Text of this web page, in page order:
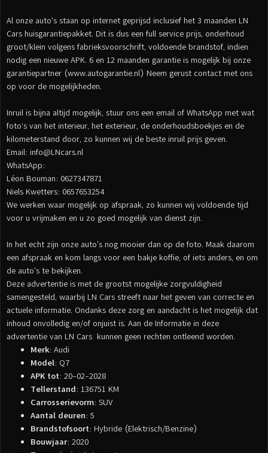
Al onze auto's staan op internet geprijsd inclusief het 3 maanden LN
Cars huisgarantiepakket. Dit is dus een full service prijs, onderhoud
groot/klein volgens fabrieksvoorschrift, voldoende brandstof, indien
nodig een nieuwe APK. 6 en 12 maanden garantie is mogelijk bij onze
garantiepartner (www.autogarantie.nl) Neem gerust contact met ons
op voor de mogelijkheden.
Inruil is bijna altijd mogelijk, stuur ons een email of WhatsApp met wat
foto’s van het interieur, het exterieur, de onderhoudsboekjes en de
kilometerstand door, zo kunnen wij de beste inruil prijs geven.
Email: info@LNcars.nl
WhatsApp:
Léon Bouman: 0627347871
Niels Kwetters: 0657653254
We werken waar mogelijk op afspraak, zo kunnen wij voldoende tijd
voor u vrijmaken en u zo goed mogelijk van dienst zijn.
In het echt zijn onze auto's nog mooier dan op de foto. Maak daarom
een afspraak en kom langs voor een bakje koffie, of iets anders, en om
de auto's te bekijken.
Deze advertentie is met de grootst mogelijke zorgvuldigheid
samengesteld, waarbij LN Cars streeft naar het geven van correcte en
actuele informatie. Ondanks deze zorg en aandacht is het mogelijk dat
inhoud onvolledig en/of onjuist is. Aan de Informatie in deze
advertentie van LN Cars kunnen geen rechten ontleend worden.
Merk: Audi
Model: Q7
APK tot: 20-02-2028
Tellerstand: 136751 KM
Carrosserievorm: SUV
Aantal deuren: 5
Brandstofsoort: Hybride (Elektrisch/Benzine)
Bouwjaar: 2020